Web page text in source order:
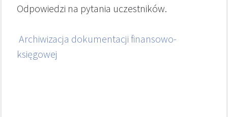
Odpowiedzi na pytania uczestników.
Archiwizacja dokumentacji finansowo-
księgowej